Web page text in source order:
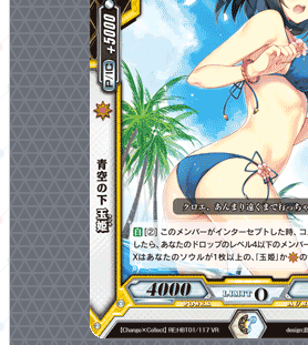
講習会
その他